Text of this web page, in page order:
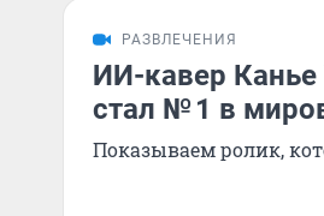
РАЗВЛЕЧЕНИЯ
ИИ-кавер Канье
стал № 1 в
Показываем ролик,